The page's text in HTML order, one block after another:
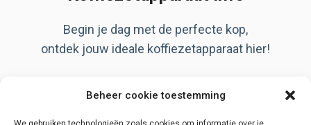
Beheer cookie toestemming
Begin je dag met de perfecte kop,
ontdek jouw ideale koffiezetapparaat hier!